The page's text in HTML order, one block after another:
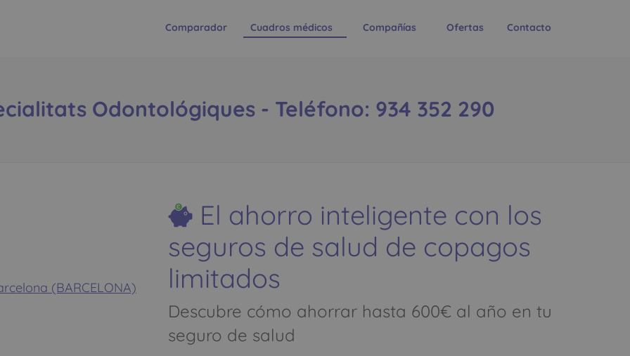
Comparador Cuadros médicos Compañías Ofertas Contacto
Odontológiques - Teléfono: 934 352 290
(BARCELONA)
El ahorro inteligente con los
seguros de salud de copagos
limitados
Descubre cómo ahorrar hasta 600€ al año en tu
seguro de salud